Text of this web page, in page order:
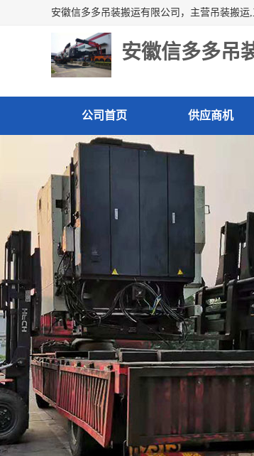
安徽信多多吊
公司首页 供应商机